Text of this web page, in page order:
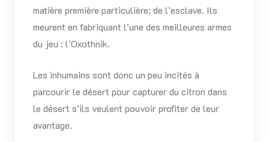
matière première particulière: de l’esclave. Ils
meurent en fabriquant l’une des meilleures armes
du jeu : l’Oxothnik.
Les inhumains sont donc un peu incités à
parcourir le désert pour capturer du citron dans
le désert s’ils veulent pouvoir profiter de leur
avantage.